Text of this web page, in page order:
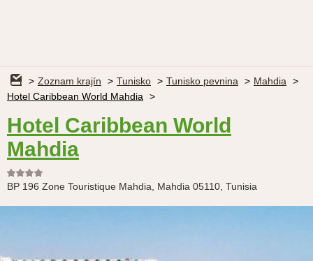
Zoznam krajín Tunisko Tunisko pevnina
Mahdia
Hotel Caribbean World Mahdia
Hotel Caribbean World
Mahdia
BP 196 Zone Touristique Mahdia, Mahdia 05110, Tunisia